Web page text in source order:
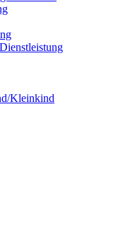
Kleinkind